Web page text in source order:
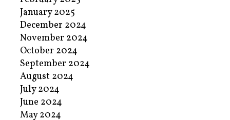
January 2025
December 2024
November 2024
October 2024
September 2024
August 2024
July 2024
June 2024
May 2024